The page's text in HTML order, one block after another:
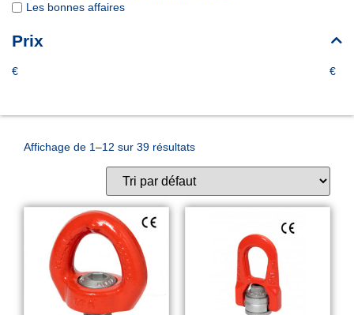
Les bonnes affaires
Prix
€ €
Affichage de 1–12 sur 39 résultats